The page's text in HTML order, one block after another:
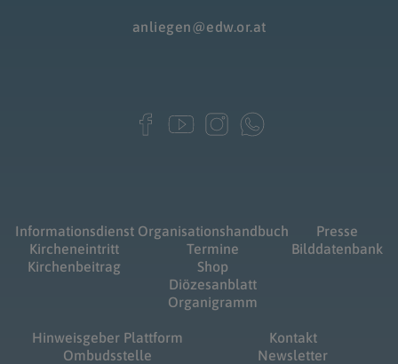
anliegen@edw.or.at
Informationsdienst
Kircheneintritt
Kirchenbeitrag
Organisationshandbuch
Termine
Shop
Diözesanblatt
Organigramm
Presse
Bilddatenbank
Hinweisgeber Plattform
Ombudsstelle
Kontakt
Newsletter